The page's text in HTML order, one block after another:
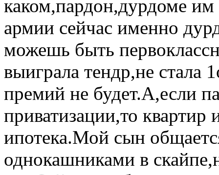
каком,пардон,дурдоме
армии сейчас именно
можешь быть
выиграла тендр,не стала
премий не будет.А,если
приватизации,то квартир
ипотека.Мой сын
однокашниками в